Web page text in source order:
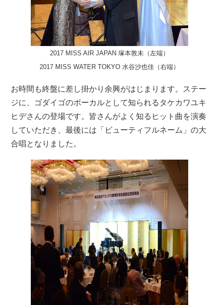
2017 MISS AIR JAPAN 塚本敦未（左端）
2017 MISS WATER TOKYO 水谷沙也佳（右端）
お時間も終盤に差し掛かり余興がはじまります。ステー
ジに、ゴダイゴのボーカルとして知られるタケカワユキ
ヒデさんの登場です。皆さんがよく知るヒット曲を演奏
していただき、最後には「ビューティフルネーム」の大
合唱となりました。